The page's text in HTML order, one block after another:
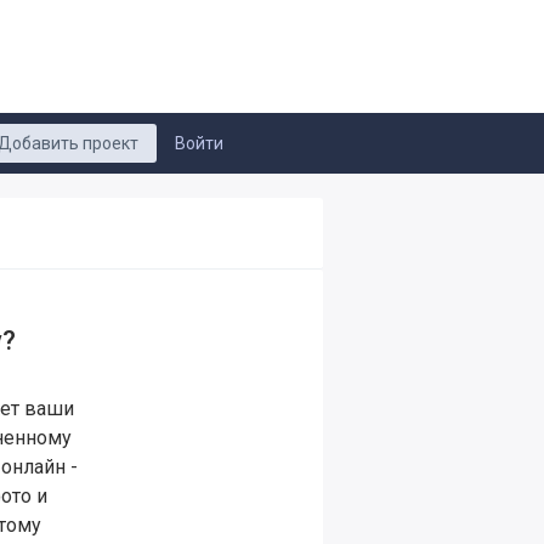
Войти
Добавить проект
ваши
-
и